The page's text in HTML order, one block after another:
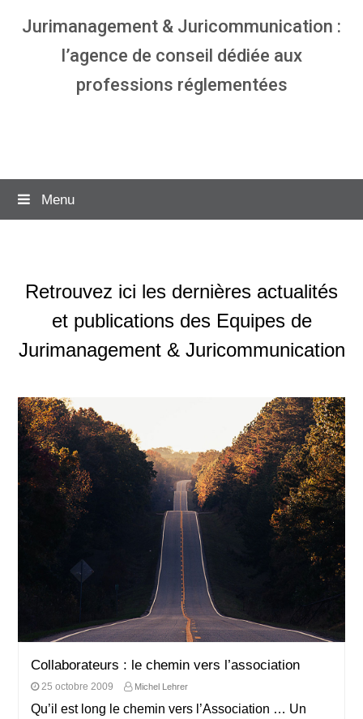
Jurimanagement & Juricommunication :
l’agence de conseil dédiée aux
professions réglementées
Menu
Retrouvez ici les dernières actualités
et publications des Equipes de
Jurimanagement & Juricommunication
Collaborateurs : le chemin vers l’association
25 octobre 2009 Michel Lehrer
Qu’il est long le chemin vers l’Association … Un